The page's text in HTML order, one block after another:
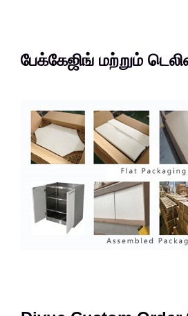
பேக்கேஜிங் மற்றும்